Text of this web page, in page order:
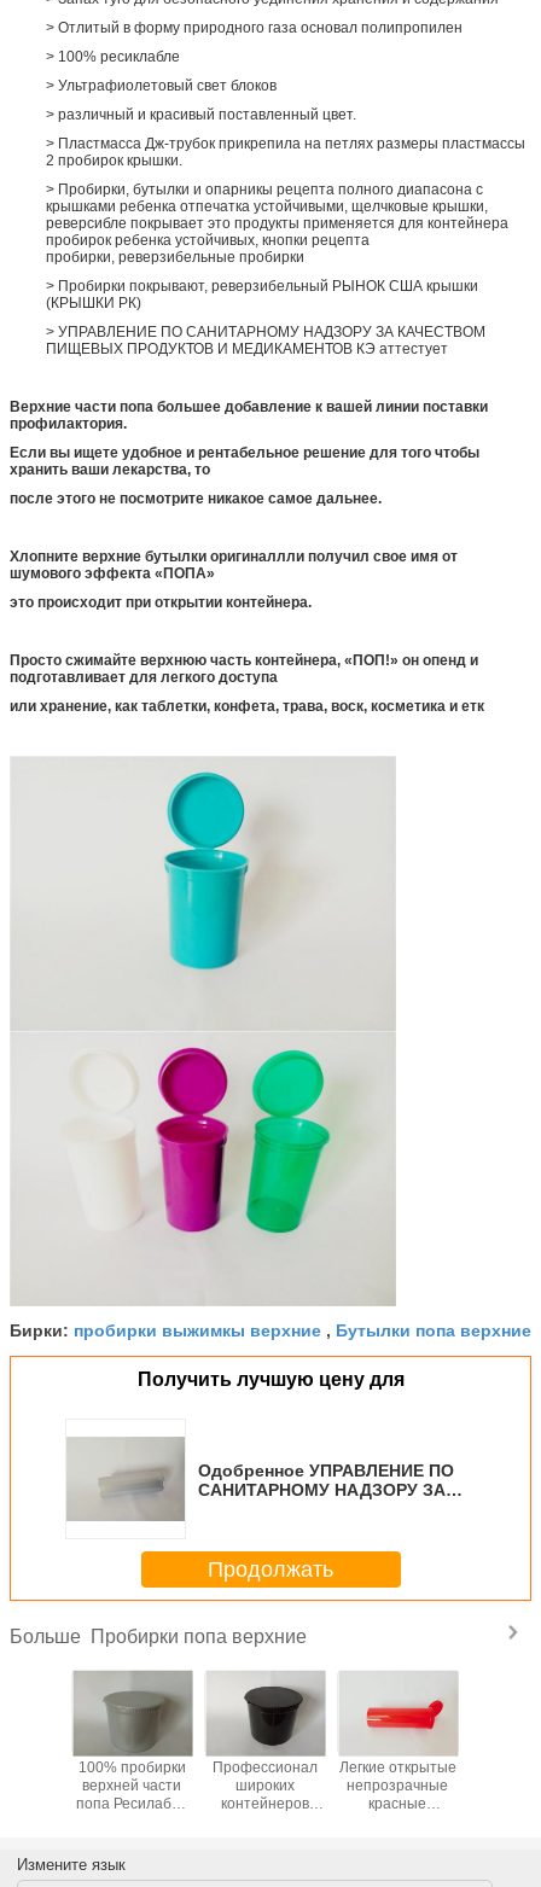
> Отлитый в форму природного газа основал полипропилен
> 100% ресиклабле
> Ультрафиолетовый свет блоков
> различный и красивый поставленный цвет.
> Пластмасса Дж-трубок прикрепила на петлях размеры пластмассы
2 пробирок крышки.
> Пробирки, бутылки и опарникы рецепта полного диапасона с
крышками ребенка отпечатка устойчивыми, щелчковые крышки,
реверсибле покрывает это продукты применяется для контейнера
пробирок ребенка устойчивых, кнопки рецепта
пробирки, реверзибельные пробирки
> Пробирки покрывают, реверзибельный РЫНОК США крышки
(КРЫШКИ РК)
> УПРАВЛЕНИЕ ПО САНИТАРНОМУ НАДЗОРУ ЗА КАЧЕСТВОМ
ПИЩЕВЫХ ПРОДУКТОВ И МЕДИКАМЕНТОВ КЭ аттестует
Верхние части попа большее добавление к вашей линии поставки
профилактория.
Если вы ищете удобное и рентабельное решение для того чтобы
хранить ваши лекарства, то
после этого не посмотрите никакое самое дальнее.
Хлопните верхние бутылки оригиналлли получил свое имя от
шумового эффекта «ПОПА»
это происходит при открытии контейнера.
Просто сжимайте верхнюю часть контейнера, «ПОП!» он опенд и
подготавливает для легкого доступа
или хранение, как таблетки, конфета, трава, воск, косметика и етк
Бирки: пробирки выжимкы верхние , Бутылки попа верхние
Получить лучшую цену для
Одобренное УПРАВЛЕНИЕ ПО
САНИТАРНОМУ НАДЗОРУ ЗА
контейнеров верхней части
попа 60ДР влаги устойчивое
непахучее непрозрачное
серебряное
Продолжать
Больше Пробирки попа верхние
100% пробирки
верхней части
попа Ресилабле
верхние с
одобренным
Профессионал
широких
контейнеров
штемпелюя
Легкие открытые
непрозрачные
красные
верхней части
Измените язык